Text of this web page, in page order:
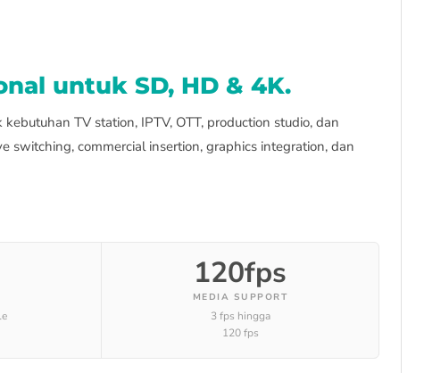
untuk SD, HD & 4K.
TV station, IPTV, OTT, production studio, dan
commercial insertion, graphics integration, dan
120fps
MEDIA SUPPORT
3 fps hingga
120 fps